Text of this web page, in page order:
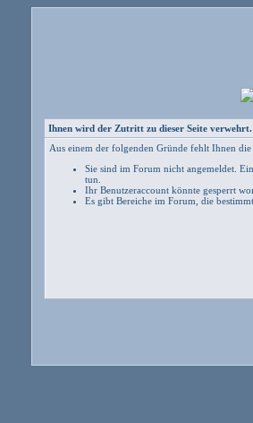
Ihnen wird der Zutritt zu dieser Seite verwehrt.
Aus einem der folgenden Gründe fehlt Ihnen die
Sie sind im Forum nicht angemeldet.
tun
Ihr Benutzeraccount könnte gesperrt
Es gibt Bereiche im Forum, die